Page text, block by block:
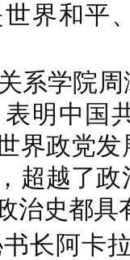
界和平
系学院
明中国
界政党
超越了
治史都具
长阿卡